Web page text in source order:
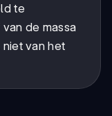
te
de massa
niet van het